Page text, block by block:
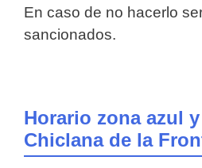
En caso de no hacerlo
sancionados.
Horario zona azul
Chiclana de la